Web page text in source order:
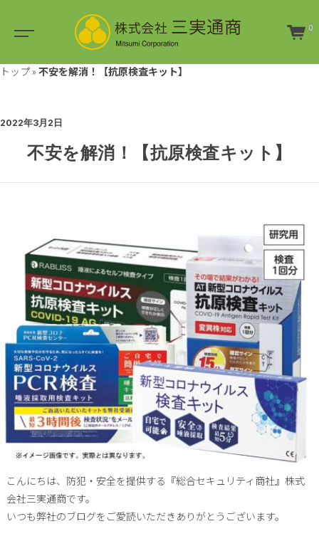
0
トップ» 不安を解消！【抗原検査キット】
2022年3月2日
不安を解消！【抗原検査キット】
こんにちは、防犯・安全を提供する『総合セキュリティ商社』株式
会社三実通商です。
いつも弊社のブログをご愛読いただきありがとうございます。